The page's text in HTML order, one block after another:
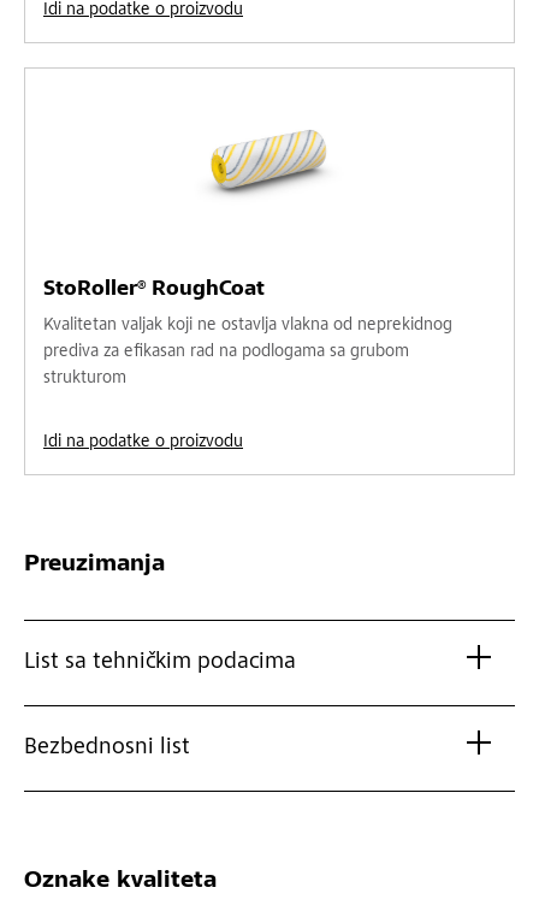
Idi na podatke o proizvodu
StoRoller® RoughCoat
Kvalitetan valjak koji ne ostavlja vlakna od neprekidnog
prediva za efikasan rad na podlogama sa grubom
strukturom
Idi na podatke o proizvodu
Preuzimanja
List sa tehničkim podacima
Bezbednosni list
Oznake kvaliteta